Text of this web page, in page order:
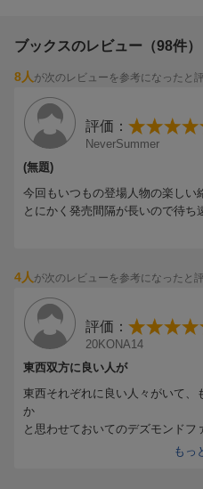
ブックスのレビュー（98件）
8人 が次のレビューを参考になったと
評価：
NeverSummer
(無題)
今回もいつもの登場人物の楽しい
とにかく発売間隔が長いので待ち
4人 が次のレビューを参考になったと
評価：
20KONA14
東西双方に良い人が
東西それぞれに良い人々がいて、
か
と思わせておいてのデズモンドフ
やっぱりまだまだ油断できないもっ